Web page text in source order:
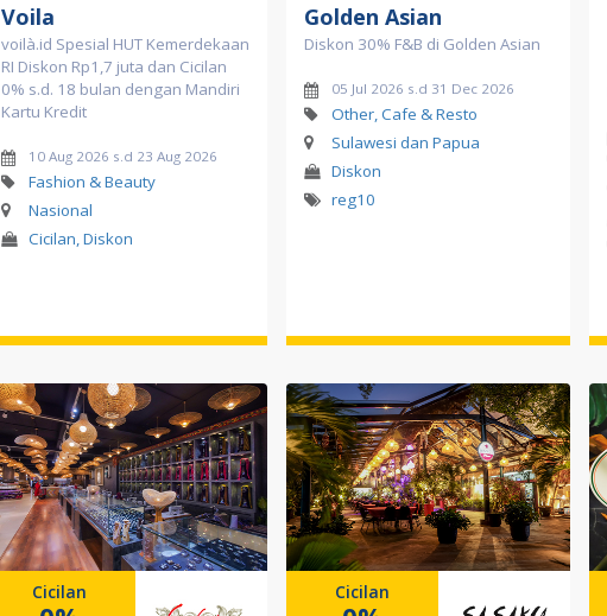
Voila
voilà.id Spesial HUT Kemerdekaan
RI Diskon Rp1,7 juta dan Cicilan
0% s.d. 18 bulan dengan Mandiri
Kartu Kredit
10 Aug 2026 s.d 23 Aug 2026
Fashion & Beauty
Nasional
Cicilan, Diskon
Golden Asian
Diskon 30% F&B di Golden Asian
05 Jul 2026 s.d 31 Dec 2026
Other, Cafe & Resto
Sulawesi dan Papua
Diskon
reg10
Cicilan Cicilan